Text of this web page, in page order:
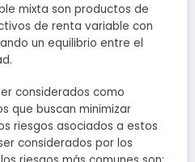
mixta son productos de
de renta variable con
un equilibrio entre el
considerados como
que buscan minimizar
riesgos asociados a estos
considerados por los